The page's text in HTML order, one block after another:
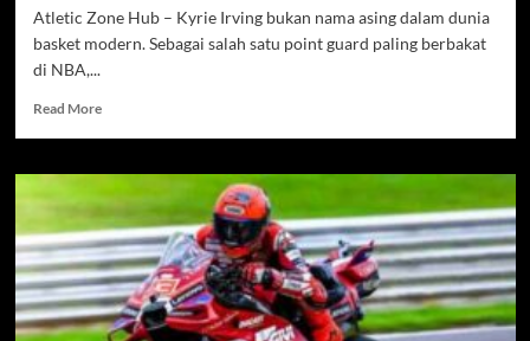
Atletic Zone Hub – Kyrie Irving bukan nama asing dalam dunia
basket modern. Sebagai salah satu point guard paling berbakat
di NBA,...
Read MoreRead
Kyrie
Irving
dan
Perjalanan
Spiritualnya,
Menemukan
Kedamaian
Islam